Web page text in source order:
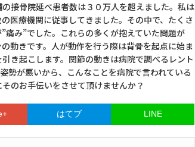
接骨院延べ患者数は３０万人を超えました。私は
医療機関に従事してきました。その中で、たくさ
み”でした。これらの多くが抱えていた問題が
動きです。人が動作を行う際は背骨を起点に始ま
き起こします。関節の動きは病院で調べるレント
勢が悪いから、こんなことを病院で言われている
のお手伝いをさせて頂けませんか？
はてブ LINE